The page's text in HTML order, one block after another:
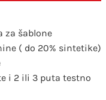
za šablone
( do 20% sintetike)
i 2 ili 3 puta testno